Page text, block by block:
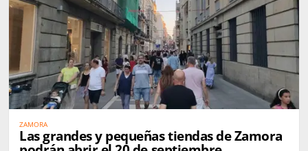
ZAMORA
Las grandes y pequeñas tiendas de Zamora